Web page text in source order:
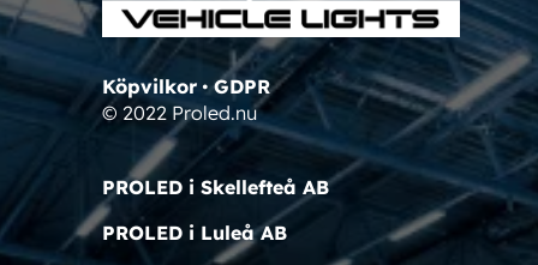
Köpvilkor•GDPR
© 2022 Proled.nu
PROLED i Skellefteå AB
PROLED i Luleå AB